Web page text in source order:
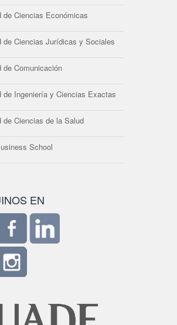
de Ciencias Económicas
de Ciencias Jurídicas y Sociales
de Comunicación
de Ingeniería y Ciencias Exactas
de Ciencias de la Salud
School
EN